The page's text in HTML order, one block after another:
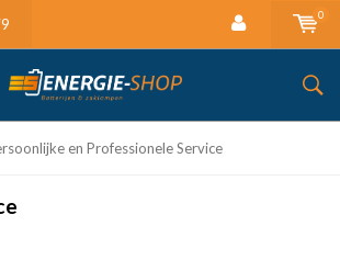
0
en Professionele Service